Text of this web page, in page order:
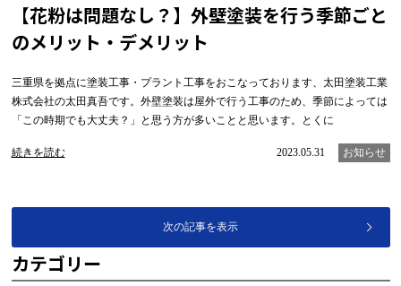
【花粉は問題なし？】外壁塗装を行う季節ごと
のメリット・デメリット
三重県を拠点に塗装工事・プラント工事をおこなっております、太田塗装工業
株式会社の太田真吾です。外壁塗装は屋外で行う工事のため、季節によっては
「この時期でも大丈夫？」と思う方が多いことと思います。とくに
続きを読む 2023.05.31 お知らせ
次の記事を表示
カテゴリー